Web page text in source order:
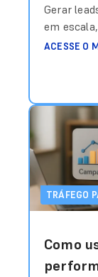
Gerar
em
virar
Quanto
problema
ACESSE O
TRÁFEGO
Como